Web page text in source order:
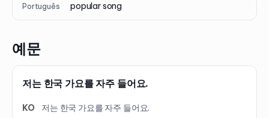
Português popular song
예문
저는 한국 가요를 자주 들어요.
KO
저는 한국 가요를 자주 들어요.